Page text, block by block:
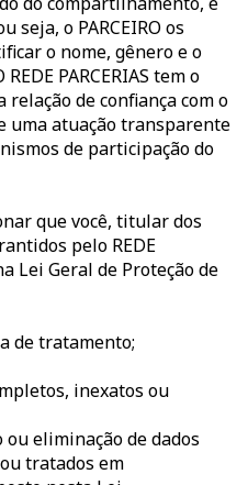
seja, o PARCEIRO os
o nome, gênero e o
PARCERIAS tem o
de confiança com o
uma atuação transparente
de participação do
que você, titular dos
pelo REDE
Lei Geral de Proteção de
de tratamento;
inexatos ou
eliminação de dados
tratados em